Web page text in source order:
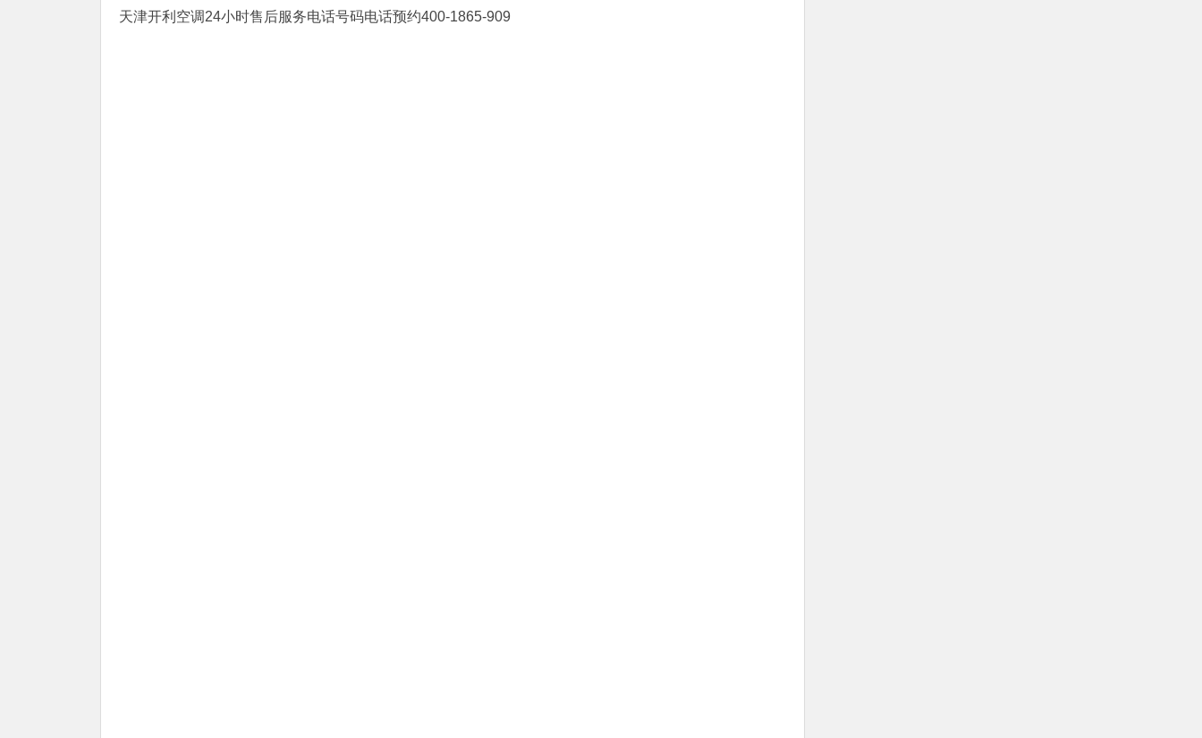
天津开利空调24小时售后服务电话号码电话预约400-1865-909